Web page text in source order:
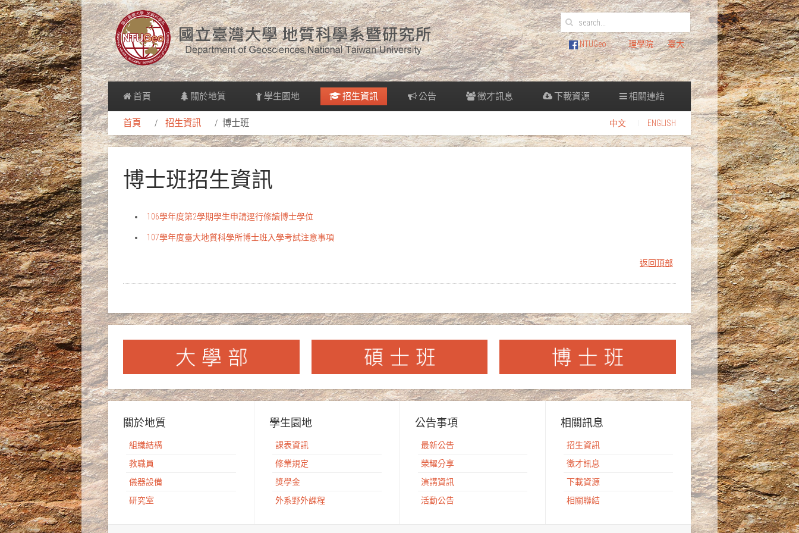
NTUGeo 理學院 臺大
首頁 關於地質 學生園地 招生資訊 公告 徵才訊息 下載資源 相關連結
首頁 招生資訊 博士班 中文 ENGLISH
博士班招生資訊
106學年度第2學期學生申請逕行修讀博士學位
107學年度臺大地質科學所博士班入學考試注意事項
返回頂部
關於地質
組織結構
教職員
儀器設備
研究室
學生園地
課表資訊
修業規定
獎學金
外系野外課程
公告事項
最新公告
榮耀分享
演講資訊
活動公告
相關訊息
招生資訊
徵才訊息
下載資源
相關聯結